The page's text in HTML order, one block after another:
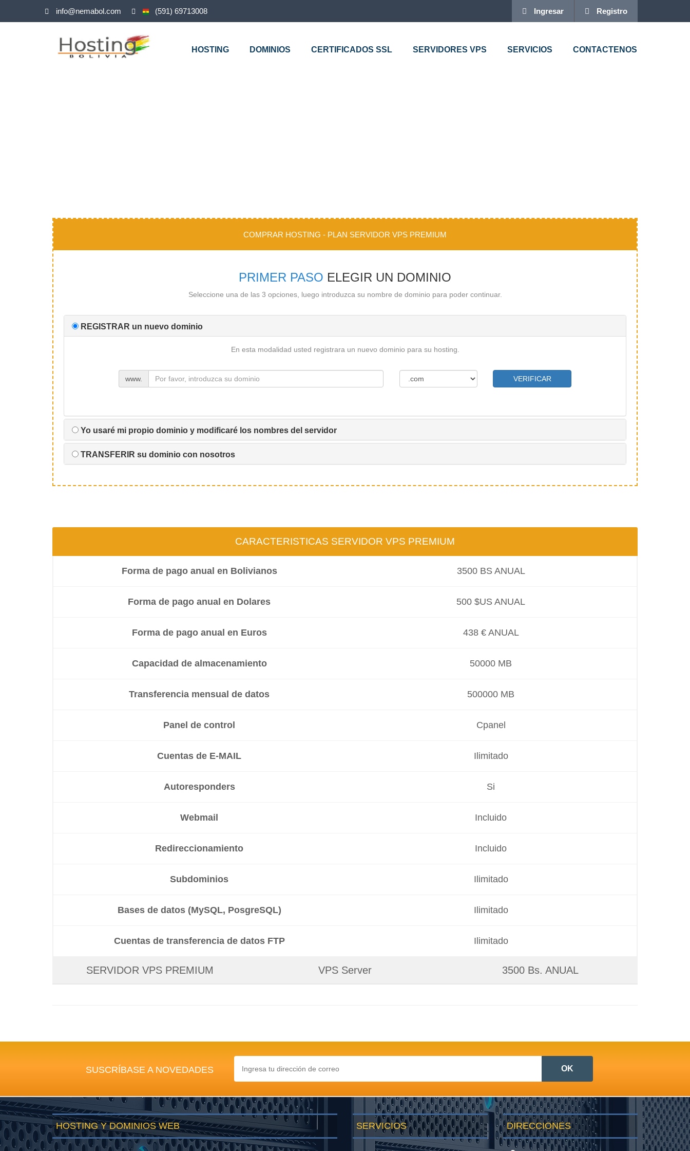
info@nemabol.com (591) 69713008 Ingresar Registro
HOSTING DOMINIOS CERTIFICADOS SSL SERVIDORES VPS SERVICIOS CONTACTENOS
COMPRAR HOSTING - PLAN SERVIDOR VPS PREMIUM
PRIMER PASO ELEGIR UN DOMINIO
Seleccione una de las 3 opciones, luego introduzca su nombre de dominio para poder continuar.
REGISTRAR un nuevo dominio
En esta modalidad usted registrara un nuevo dominio para su hosting.
www. VERIFICAR
Yo usaré mi propio dominio y modificaré los nombres del servidor
TRANSFERIR su dominio con nosotros
CARACTERISTICAS SERVIDOR VPS PREMIUM
Forma de pago anual en Bolivianos 3500 BS ANUAL
Forma de pago anual en Dolares 500 $US ANUAL
Forma de pago anual en Euros 438 € ANUAL
Capacidad de almacenamiento 50000 MB
Transferencia mensual de datos 500000 MB
Panel de control Cpanel
Cuentas de E-MAIL Ilimitado
Autoresponders Si
Webmail Incluido
Redireccionamiento Incluido
Subdominios Ilimitado
Bases de datos (MySQL, PosgreSQL) Ilimitado
Cuentas de transferencia de datos FTP Ilimitado
SERVIDOR VPS PREMIUM VPS Server 3500 Bs. ANUAL
SUSCRÍBASE A NOVEDADES
HOSTING Y DOMINIOS WEB SERVICIOS DIRECCIONES